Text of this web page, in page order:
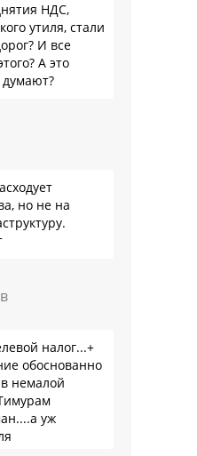
НДС,
утиля, стали
И все
А это
думают?
но не на
налог...+
обоснованно
немалой
уж